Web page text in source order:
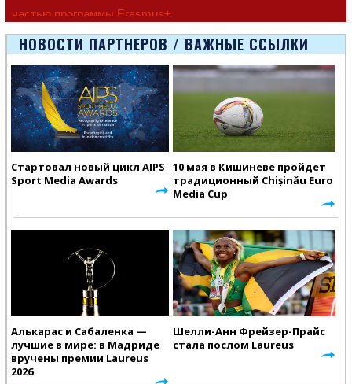
частью программы Erasmus+
Европейско
НОВОСТИ ПАРТНЕРОВ / ВАЖНЫЕ ССЫЛКИ
Стартовал новый цикл AIPS
Sport Media Awards
10 мая в Кишиневе пройдет
традиционный Chișinău Euro
Media Cup
Алькарас и Сабаленка —
лучшие в мире: в Мадриде
вручены премии Laureus
2026
Шелли-Анн Фрейзер-Прайс
стала послом Laureus